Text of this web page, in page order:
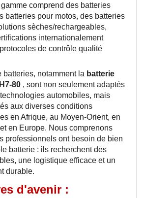
comprend des batteries
batteries pour motos, des batteries
sèches/rechargeables,
internationalement
de contrôle qualité
batteries, notamment la batterie
80 , sont non seulement adaptés
automobiles, mais
aux diverses conditions
en Afrique, au Moyen-Orient, en
en Europe. Nous comprenons
professionnels ont besoin de bien
batterie : ils recherchent des
une logistique efficace et un
durable.
d'avenir :